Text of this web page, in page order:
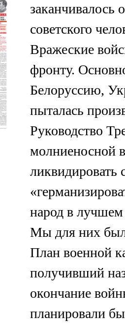
заканчивалось
советского
Вражеские
фронту.
Белоруссию,
пыталась
Руководство
молниеносной
ликвидировать
народ в
Мы для них
План военной
получивший
окончание
планировали